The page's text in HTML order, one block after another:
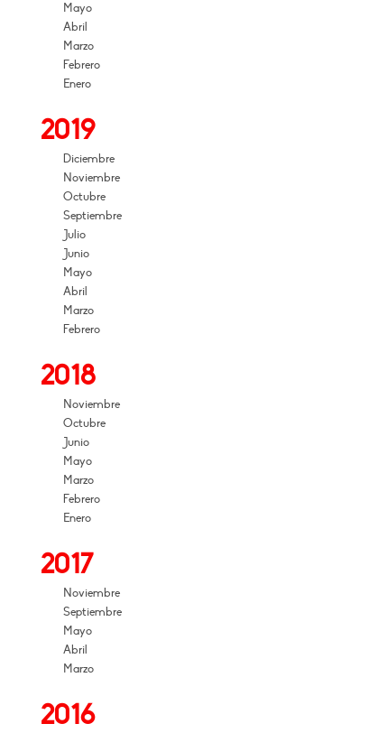
Mayo
Abril
Marzo
Febrero
Enero
2019
Diciembre
Noviembre
Octubre
Septiembre
Julio
Junio
Mayo
Abril
Marzo
Febrero
2018
Noviembre
Octubre
Junio
Mayo
Marzo
Febrero
Enero
2017
Noviembre
Septiembre
Mayo
Abril
Marzo
2016